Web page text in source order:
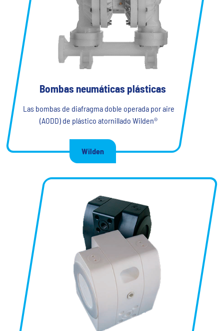
Bombas neumáticas plásticas
Las bombas de diafragma doble operada por aire
(AODD) de plástico atornillado Wilden®
Wilden